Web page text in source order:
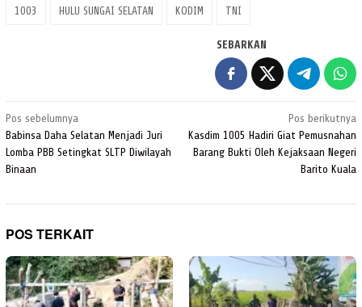
1003 HULU SUNGAI SELATAN KODIM TNI
SEBARKAN
Navigasi
pos
Pos sebelumnya
Babinsa Daha Selatan Menjadi Juri
Lomba PBB Setingkat SLTP Diwilayah
Binaan
Pos berikutnya
Kasdim 1005 Hadiri Giat Pemusnahan
Barang Bukti Oleh Kejaksaan Negeri
Barito Kuala
POS TERKAIT